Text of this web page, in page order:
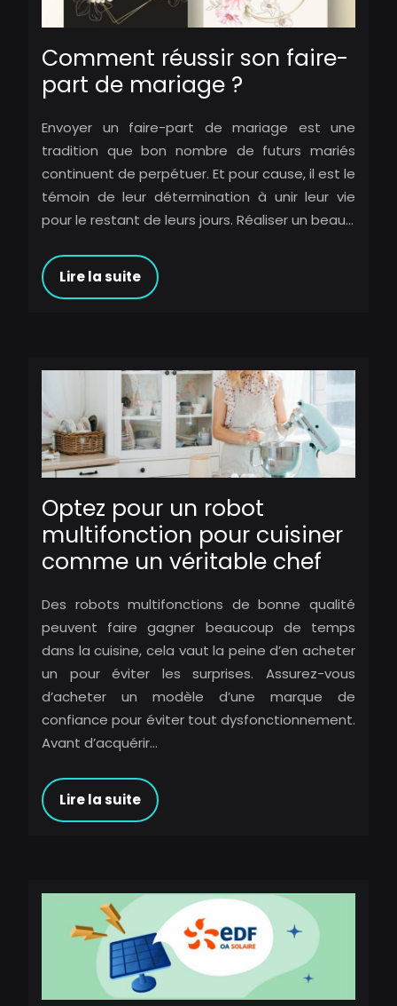
Comment réussir son faire-
part de mariage ?
Envoyer un faire-part de mariage est une
tradition que bon nombre de futurs mariés
continuent de perpétuer. Et pour cause, il est le
témoin de leur détermination à unir leur vie
pour le restant de leurs jours. Réaliser un beau…
Lire la suite
Optez pour un robot
multifonction pour cuisiner
comme un véritable chef
Des robots multifonctions de bonne qualité
peuvent faire gagner beaucoup de temps
dans la cuisine, cela vaut la peine d’en acheter
un pour éviter les surprises. Assurez-vous
d’acheter un modèle d’une marque de
confiance pour éviter tout dysfonctionnement.
Avant d’acquérir…
Lire la suite